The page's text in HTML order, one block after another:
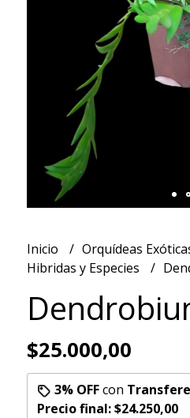
Inicio
Orquídeas
Hibridas y Especies
$25.000,00
3% OFFcon
Precio final:$24.250,00